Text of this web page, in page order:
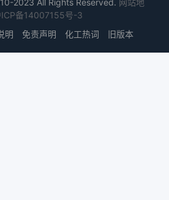
ICP备14007155号-3
明 免责声明 化工热词 旧版本